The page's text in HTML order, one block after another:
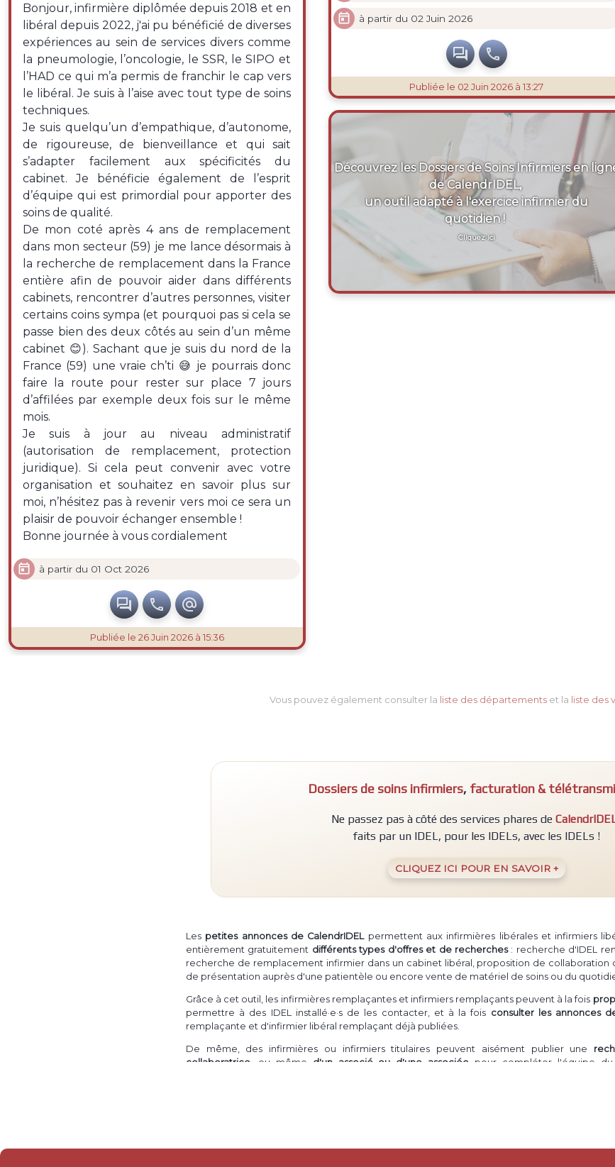
Bonjour, infirmière diplômée depuis 2018 et en
libéral depuis 2022, j'ai pu bénéficié de diverses
expériences au sein de services divers comme
la pneumologie, l’oncologie, le SSR, le SIPO et
l’HAD ce qui m’a permis de franchir le cap vers
le libéral. Je suis à l’aise avec tout type de soins
techniques.
Je suis quelqu’un d’empathique, d’autonome,
de rigoureuse, de bienveillance et qui sait
s’adapter facilement aux spécificités du
cabinet. Je bénéficie également de l’esprit
d’équipe qui est primordial pour apporter des
soins de qualité.
De mon coté après 4 ans de remplacement
dans mon secteur (59) je me lance désormais à
la recherche de remplacement dans la France
entière afin de pouvoir aider dans différents
cabinets, rencontrer d’autres personnes, visiter
certains coins sympa (et pourquoi pas si cela se
passe bien des deux côtés au sein d’un même
cabinet 😊). Sachant que je suis du nord de la
France (59) une vraie ch’ti 😅 je pourrais donc
faire la route pour rester sur place 7 jours
d’affilées par exemple deux fois sur le même
mois.
Je suis à jour au niveau administratif
(autorisation de remplacement, protection
juridique). Si cela peut convenir avec votre
organisation et souhaitez en savoir plus sur
moi, n’hésitez pas à revenir vers moi ce sera un
plaisir de pouvoir échanger ensemble !
Bonne journée à vous cordialement
 à partir du 01 Oct 2026
  
Publiée le 26 Juin 2026 à 15:36
 à partir du 02 Juin 2026
 
Publiée le 02 Juin 2026 à 13:27
Découvrez les Dossiers de Soins Infirmiers en
de CalendrIDEL,
un outil adapté à l'exercice infirmier du
quotidien !
Cliquez ici
Vous pouvez également consulter la liste des départements et la liste des
Dossiers de soins infirmiers, facturation &
Ne passez pas à côté des services phares de
faits par un IDEL, pour les IDELs, avec les IDELs !
CLIQUEZ ICI POUR EN SAVOIR +
Les petites annonces de CalendrIDELpermettent aux infirmières libérales et infirmiers
entièrement gratuitement différents types d'offres et de recherches: recherche d'IDEL
recherche de remplacement infirmier dans un cabinet libéral, proposition de collaboration
de présentation auprès d'une patientèle ou encore vente de matériel de soins ou du
Grâce à cet outil, les infirmières remplaçantes et infirmiers remplaçants peuvent à la fois
permettre à des IDEL installé·e·s de les contacter, et à la fois consulter les annonces
remplaçante et d'infirmier libéral remplaçant déjà publiées.
De même, des infirmières ou infirmiers titulaires peuvent aisément publier une
collaboratrice , ou même d'un associé ou d'une associée pour compléter l'équipe du